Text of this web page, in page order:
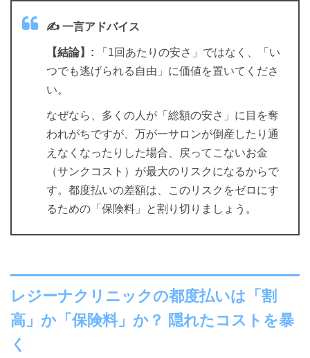
✍️ 一言アドバイス
【結論】: 「1回あたりの安さ」ではなく、「い
つでも逃げられる自由」に価値を置いてくださ
い。
なぜなら、多くの人が「総額の安さ」に目を奪
われがちですが、万が一サロンが倒産したり通
えなくなったりした場合、戻ってこないお金
（サンクコスト）が最大のリスクになるからで
す。都度払いの差額は、このリスクをゼロにす
るための「保険料」と割り切りましょう。
レジーナクリニックの都度払いは「割
高」か「保険料」か？ 隠れたコストを暴
く